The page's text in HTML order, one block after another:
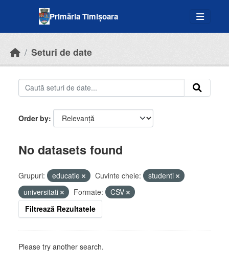
Primăria Timișoara
Seturi de date
Order by
No datasets found
Grupuri: educatie Cuvinte cheie:
studenti
universitati
Formate:
CSV
Filtrează Rezultatele
Please try another search.